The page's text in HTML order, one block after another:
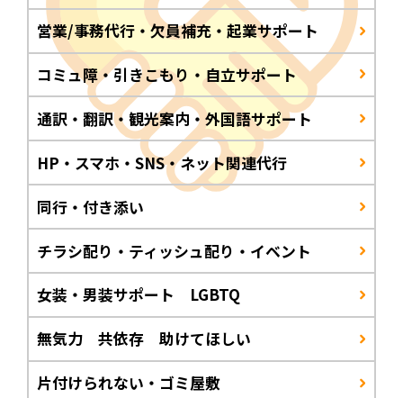
営業/事務代行・欠員補充・起業サポート
コミュ障・引きこもり・自立サポート
通訳・翻訳・観光案内・外国語サポート
HP・スマホ・SNS・ネット関連代行
同行・付き添い
チラシ配り・ティッシュ配り・イベント
女装・男装サポート LGBTQ
無気力 共依存 助けてほしい
片付けられない・ゴミ屋敷